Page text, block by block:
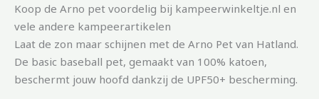
Koop de Arno pet voordelig bij kampeerwinkeltje.nl en
vele andere kampeerartikelen
Laat de zon maar schijnen met de Arno Pet van Hatland.
De basic baseball pet, gemaakt van 100% katoen,
beschermt jouw hoofd dankzij de UPF50+ bescherming.